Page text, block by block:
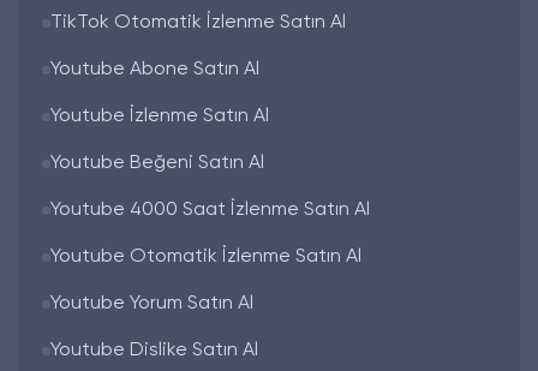
kişiler için organik takipçi satın almak en doğru
medyanızda görülmesini istediğiniz gönderilerin
keşfedilmesi instagram hesabınızı popüler hale
iş portföyü olarak kullanıyorsanız geniş müşteri
Instagram Takipçi Satın Al
Paketleri
TikTok Otomatik İzlenme Satın Al
Youtube Abone Satın Al
Youtube İzlenme Satın Al
Youtube Beğeni Satın Al
Youtube 4000 Saat İzlenme Satın Al
Youtube Otomatik İzlenme Satın Al
Youtube Yorum Satın Al
Youtube Dislike Satın Al